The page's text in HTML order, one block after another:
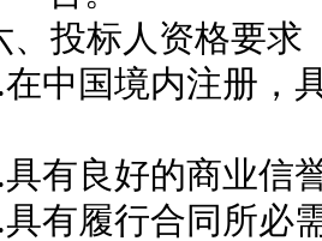
、投标人资格要求
在中国境内注册，
具有良好的商业信
具有履行合同所必